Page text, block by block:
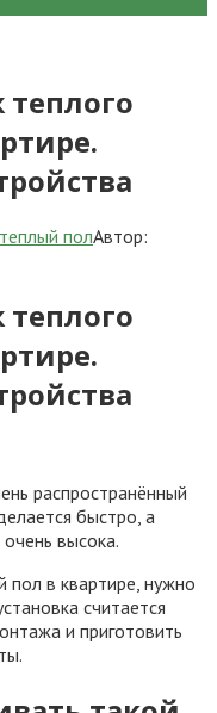
полАвтор:
распространённый
быстро, а
высока.
в квартире, нужно
считается
и приготовить